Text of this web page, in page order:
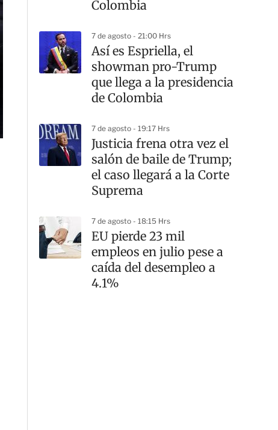
Colombia
7 de agosto - 21:00 Hrs
Así es Espriella, el
showman pro-Trump
que llega a la presidencia
de Colombia
7 de agosto - 19:17 Hrs
Justicia frena otra vez el
salón de baile de Trump;
el caso llegará a la Corte
Suprema
7 de agosto - 18:15 Hrs
EU pierde 23 mil
empleos en julio pese a
caída del desempleo a
4.1%